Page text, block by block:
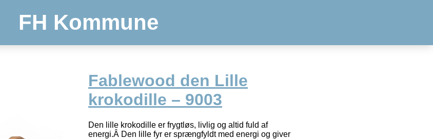
FH Kommune
Fablewood den Lille
krokodille – 9003
Den lille krokodille er frygtløs, livlig og altid fuld af
energi.Â Den lille fyr er sprængfyldt med energi og giver